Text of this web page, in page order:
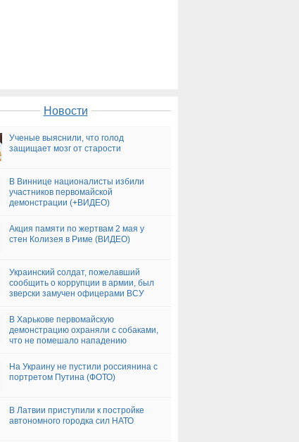
Новости
Ученые выяснили, что голод
защищает мозг от старости
В Виннице националисты избили
участников первомайской
демонстрации (+ВИДЕО)
Акция памяти по жертвам 2 мая у
стен Колизея в Риме (ВИДЕО)
Украинский солдат, пожелавший
сообщить о коррупции в армии, был
зверски замучен офицерами ВСУ
В Харькове первомайскую
демонстрацию охраняли с собаками,
что не помешало нападению
На Украину не пустили россиянина с
портретом Путина (ФОТО)
В Латвии приступили к постройке
автономного городка сил НАТО